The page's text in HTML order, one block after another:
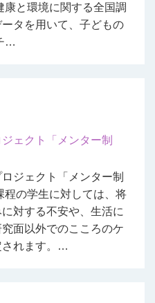
と環境に関する全国調
タを用いて、子どもの
…
ェクト「メンター制
ジェクト「メンター制
程の学生に対しては、将
対する不安や、生活に
面以外でのこころのケ
されます。…